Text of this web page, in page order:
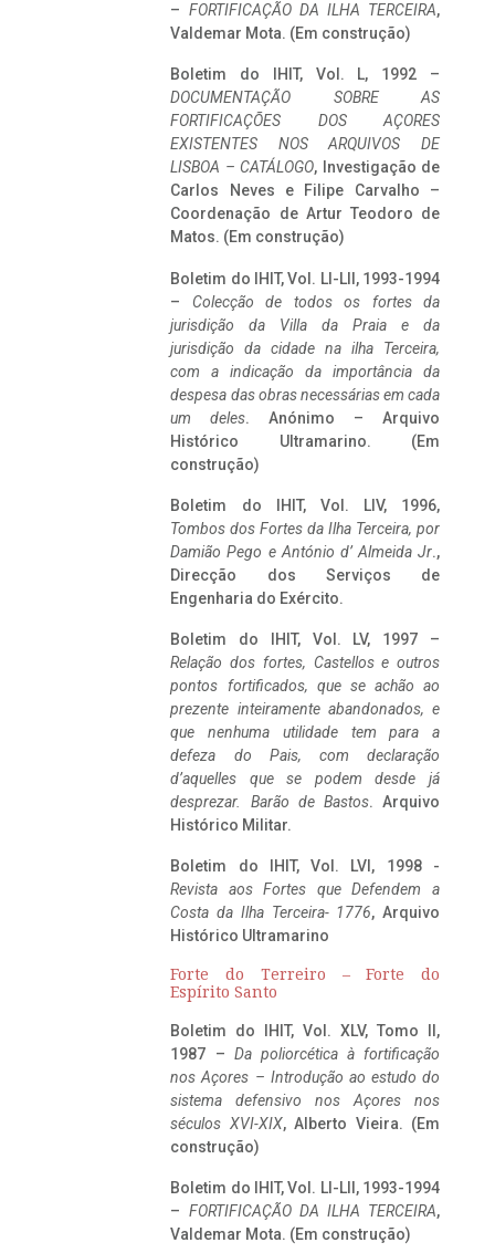
– FORTIFICAÇÃO DA ILHA TERCEIRA,
Valdemar Mota. (Em construção)
Boletim do IHIT, Vol. L, 1992 –
DOCUMENTAÇÃO SOBRE AS
FORTIFICAÇÕES DOS AÇORES
EXISTENTES NOS ARQUIVOS DE
LISBOA – CATÁLOGO, Investigação de
Carlos Neves e Filipe Carvalho –
Coordenação de Artur Teodoro de
Matos. (Em construção)
Boletim do IHIT, Vol. LI-LII, 1993-1994
– Colecção de todos os fortes da
jurisdição da Villa da Praia e da
jurisdição da cidade na ilha Terceira,
com a indicação da importância da
despesa das obras necessárias em cada
um deles. Anónimo – Arquivo
Histórico Ultramarino. (Em
construção)
Boletim do IHIT, Vol. LIV, 1996,
Tombos dos Fortes da Ilha Terceira, por
Damião Pego e António d’ Almeida Jr.,
Direcção dos Serviços de
Engenharia do Exército.
Boletim do IHIT, Vol. LV, 1997 –
Relação dos fortes, Castellos e outros
pontos fortificados, que se achão ao
prezente inteiramente abandonados, e
que nenhuma utilidade tem para a
defeza do Pais, com declaração
d’aquelles que se podem desde já
desprezar. Barão de Bastos. Arquivo
Histórico Militar.
Boletim do IHIT, Vol. LVI, 1998 -
Revista aos Fortes que Defendem a
Costa da Ilha Terceira- 1776, Arquivo
Histórico Ultramarino
Forte do Terreiro – Forte do
Espírito Santo
Boletim do IHIT, Vol. XLV, Tomo II,
1987 – Da poliorcética à fortificação
nos Açores – Introdução ao estudo do
sistema defensivo nos Açores nos
séculos XVI-XIX, Alberto Vieira. (Em
construção)
Boletim do IHIT, Vol. LI-LII, 1993-1994
– FORTIFICAÇÃO DA ILHA TERCEIRA,
Valdemar Mota. (Em construção)